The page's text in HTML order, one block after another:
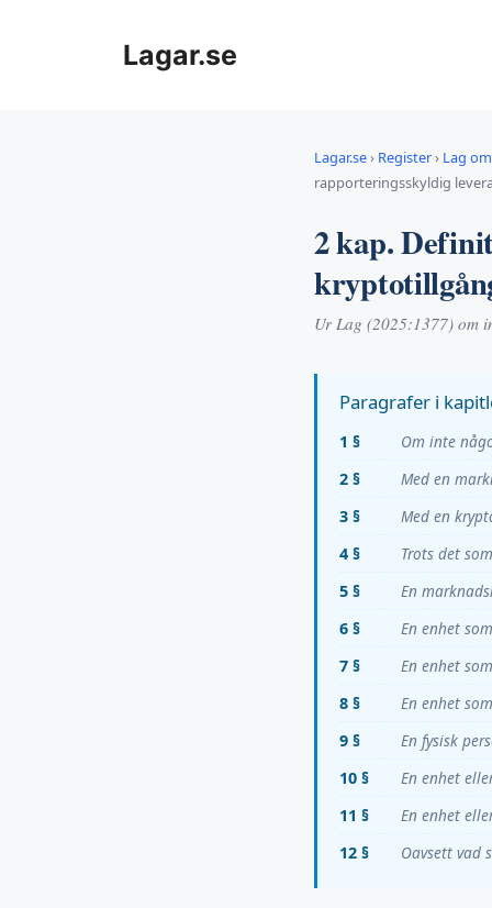
Lagar.se
Lagar.se› Register› Lag
rapporteringsskyldig
2 kap.
Ur Lag (2025:1377) om
Paragrafer i
1 §
Om inte
2 §
Med en
3 §
Med en
4 §
Trots det
5 §
En
6 §
En enhet
7 §
En enhet
8 §
En enhet
9 §
En fysisk
10 §
En enhet
11 §
En enhet
12 §
Oavsett vad